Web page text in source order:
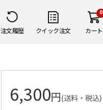
注文履歴 クイック注文
0
カート
6,300円(送料・税込)